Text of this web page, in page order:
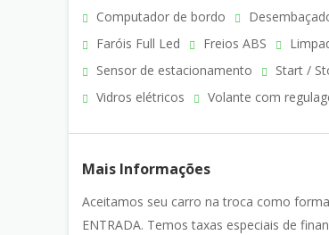
Computador de bordo
Faróis Full Led
Freios ABS
Sensor de estacionamento
Start /
Vidros elétricos
Volante com
Mais Informações
Aceitamos seu carro na troca como
ENTRADA. Temos taxas especiais de